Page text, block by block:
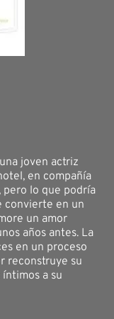
joven actriz
en compañía
pero lo que podría
convierte en un
un amor
años antes. La
en un proceso
reconstruye su
a su